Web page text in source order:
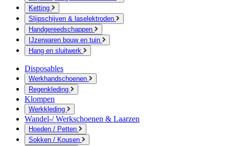
Ketting
Slijpschijven & laselektroden
Handgereedschappen
IJzerwaren bouw en tuin
Hang en sluitwerk
Disposables
Werkhandschoenen
Regenkleding
Klompen
Werkkleding
Wandel-/ Werkschoenen & Laarzen
Hoeden / Petten
Sokken / Kousen